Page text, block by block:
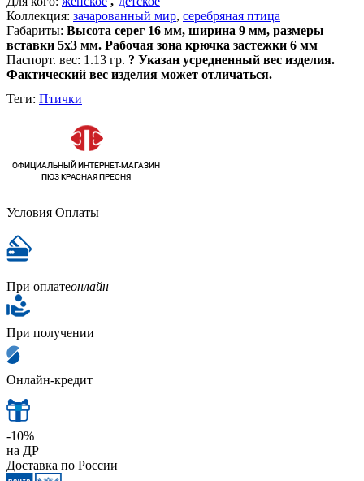
Коллекция: зачарованный мир, серебряная птица
Габариты: Высота серег 16 мм, ширина 9 мм, размеры
вставки 5х3 мм. Рабочая зона крючка застежки 6 мм
Паспорт. вес: 1.13 гр. ? Указан усредненный вес изделия.
Фактический вес изделия может отличаться.
Теги: Птички
Условия Оплаты
При оплатеонлайн
При получении
Онлайн-кредит
-10%
на ДР
Доставка по России